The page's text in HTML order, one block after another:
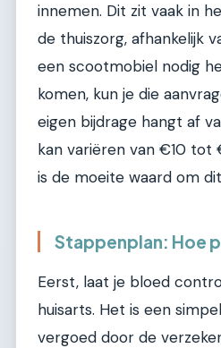
innemen. Dit zit vaak in
de thuiszorg, afhankelijk
een scootmobiel nodig
komen, kun je die
eigen bijdrage hangt af
kan variëren van €10 tot
is de moeite waard om
Stappenplan: Hoe
Eerst, laat je bloed
huisarts. Het is een
vergoed door de